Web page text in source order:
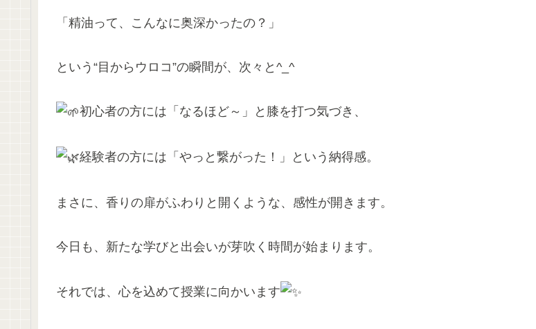
「精油って、こんなに奥深かったの？」
という“目からウロコ”の瞬間が、次々と^_^
初心者の方には「なるほど～」と膝を打つ気づき、
経験者の方には「やっと繋がった！」という納得感。
まさに、香りの扉がふわりと開くような、感性が開きます。
今日も、新たな学びと出会いが芽吹く時間が始まります。
それでは、心を込めて授業に向かいます